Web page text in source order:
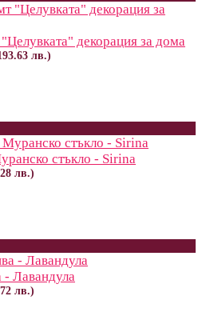
декорация за дома
лв.)
стъкло - Sirina
лв.)
- Лавандула
лв.)